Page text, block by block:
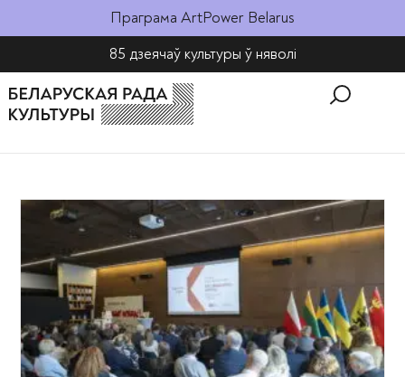
Праграма ArtPower Belarus
85 дзеячаў культуры ў няволі​